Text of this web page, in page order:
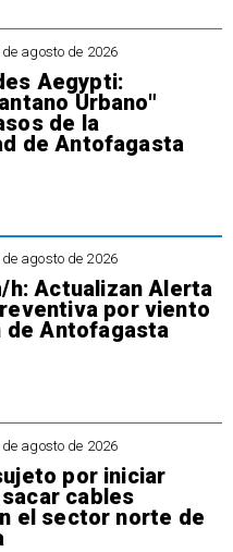
de agosto de 2026
Aegypti:
Urbano"
de la
de Antofagasta
de agosto de 2026
h: Actualizan Alerta
por viento
de Antofagasta
de agosto de 2026
por iniciar
cables
el sector norte de